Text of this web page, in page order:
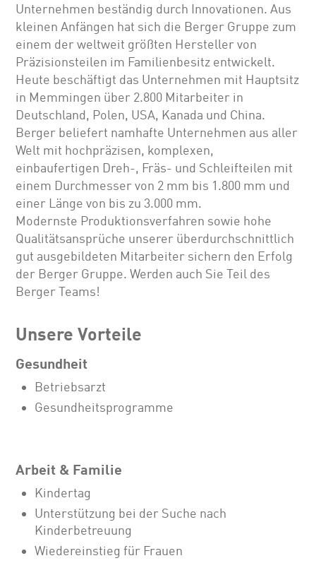
Unternehmen beständig durch Innovationen. Aus
kleinen Anfängen hat sich die Berger Gruppe zum
einem der weltweit größten Hersteller von
Präzisionsteilen im Familienbesitz entwickelt.
Heute beschäftigt das Unternehmen mit Hauptsitz
in Memmingen über 2.800 Mitarbeiter in
Deutschland, Polen, USA, Kanada und China.
Berger beliefert namhafte Unternehmen aus aller
Welt mit hochpräzisen, komplexen,
einbaufertigen Dreh-, Fräs- und Schleifteilen mit
einem Durchmesser von 2 mm bis 1.800 mm und
einer Länge von bis zu 3.000 mm.
Modernste Produktionsverfahren sowie hohe
Qualitätsansprüche unserer überdurchschnittlich
gut ausgebildeten Mitarbeiter sichern den Erfolg
der Berger Gruppe. Werden auch Sie Teil des
Berger Teams!
Unsere Vorteile
Gesundheit
Betriebsarzt
Gesundheitsprogramme
Arbeit & Familie
Kindertag
Unterstützung bei der Suche nach
Kinderbetreuung
Wiedereinstieg für Frauen